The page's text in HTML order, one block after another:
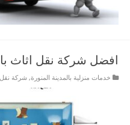
افضل شركة نقل اثاث
خدمات منزلية بالمدينة المنورة,شركة نقل